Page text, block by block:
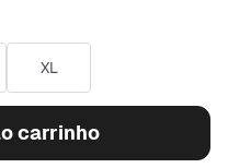
XL
carrinho